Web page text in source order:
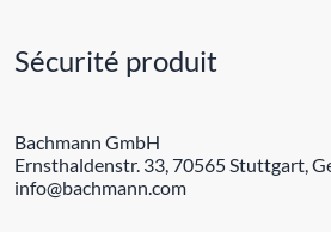
Sécurité produit
Bachmann GmbH
Ernsthaldenstr. 33, 70565 Stuttgart,
info@bachmann.com